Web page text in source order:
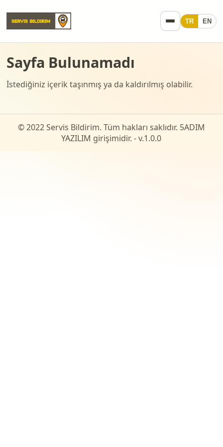
TR EN
Sayfa Bulunamadı
İstediğiniz içerik taşınmış ya da kaldırılmış olabilir.
© 2022 Servis Bildirim. Tüm hakları saklıdır. 5ADIM
YAZILIM girişimidir. - v.1.0.0